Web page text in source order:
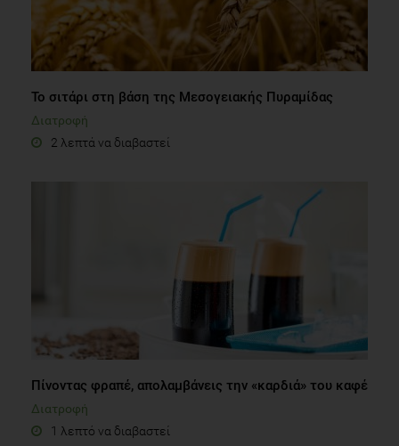
Το σιτάρι στη βάση της Μεσογειακής Πυραμίδας
Διατροφή
2 λεπτά να διαβαστεί
Πίνοντας φραπέ, απολαμβάνεις την «καρδιά» του καφέ
Διατροφή
1 λεπτό να διαβαστεί